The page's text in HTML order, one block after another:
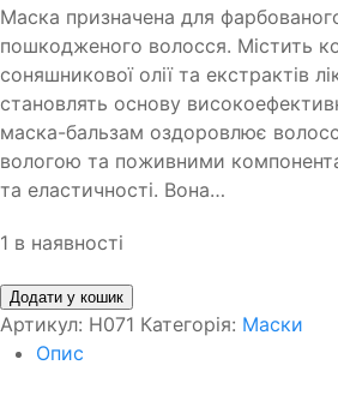
Маска призначена для
пошкодженого волосся. Містить
соняшникової олії та екстрактів
становлять основу
маска-бальзам оздоровлює
вологою та поживними
та еластичності. Вона…
1 в наявності
Додати у кошик
Артикул: H071 Категорія: Маски
Опис